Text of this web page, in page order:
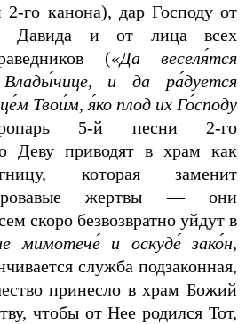
2-го канона), дар Господу от
Давида и от лица всех
(«Да веселя́тся
и да ра́дуется
Твои́м, я́ко плод их Го́споду
5-й песни 2-го
Деву приводят в храм как
которая заменит
кровавые жертвы — они
скоро безвозвратно уйдут в
мимотече́ и оскуде́ зако́н,
служба подзаконная,
принесло в храм Божий
чтобы от Нее родился Тот,